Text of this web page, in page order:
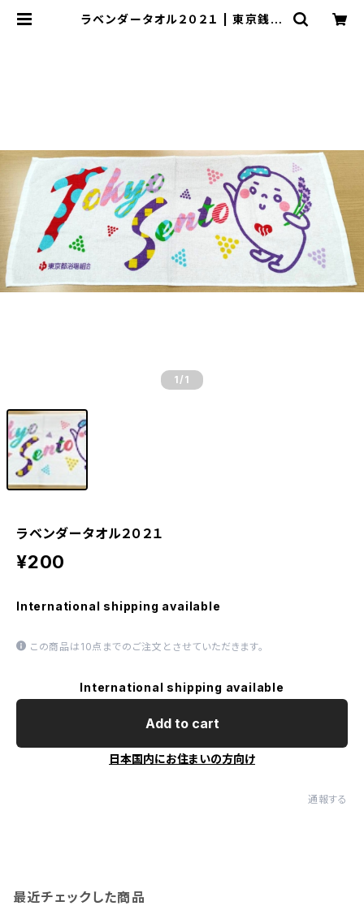
ラベンダータオル２０２１ | 東京銭湯
1 /1
ラベンダータオル２０２１
¥200
International shipping available
この商品は10点までのご注文とさせていただきます。
International shipping available
Add to cart
日本国内にお住まいの方向け
通報する
最近チェックした商品